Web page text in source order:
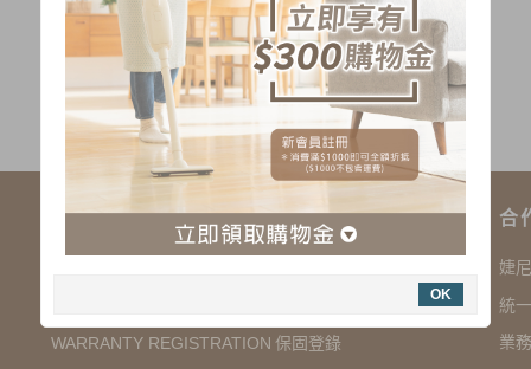
購物說明
WARRANTY REGISTRATION 保固登錄
合
婕
統
業
OK